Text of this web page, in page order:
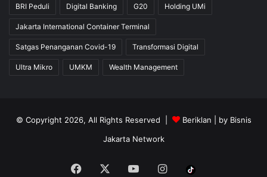
BRI Peduli Digital Banking G20 Holding UMi
Jakarta International Container Terminal
Satgas Penanganan Covid-19 Transformasi Digital
Ultra Mikro UMKM Wealth Management
© Copyright 2026, All Rights Reserved | Beriklan | by Bisnis
Jakarta Network
Facebook YouTubeInstagram